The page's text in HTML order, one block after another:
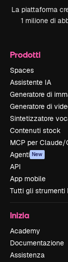
La piattaforma
1 milione di
Prodotti
Spaces
Assistente IA
Generatore di
Generatore di
Sintetizzatore
Contenuti stock
MCP per Claude/
Agenti New
API
App mobile
Tutti gli strumenti
Inizia
Academy
Documentazione
Assistenza